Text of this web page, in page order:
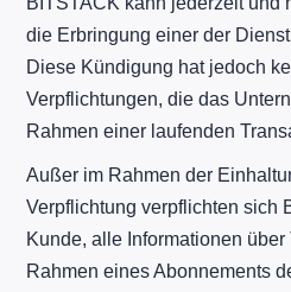
die Erbringung einer der
Diese Kündigung hat jedoch
Verpflichtungen, die das
Rahmen einer laufenden
Außer im Rahmen der
Verpflichtung verpflichten sich
Kunde, alle Informationen
Rahmen eines Abonnements